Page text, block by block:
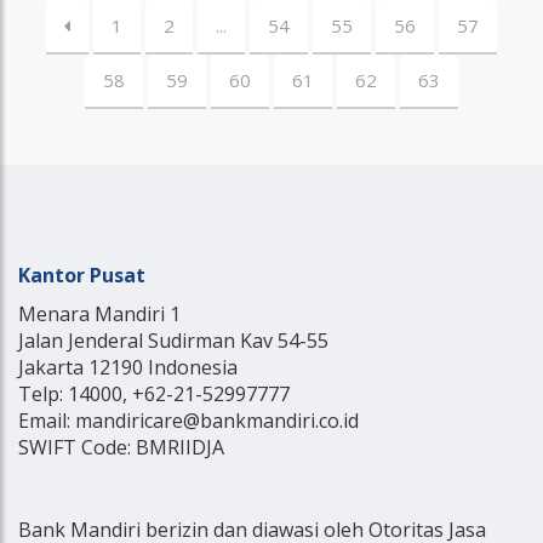
1 2 ... 54 55 56 57
58 59 60 61 62 63
Kantor Pusat
Menara Mandiri 1
Jalan Jenderal Sudirman Kav 54-55
Jakarta 12190 Indonesia
Telp: 14000, +62-21-52997777
Email: mandiricare@bankmandiri.co.id
SWIFT Code: BMRIIDJA
Bank Mandiri berizin dan diawasi oleh Otoritas Jasa